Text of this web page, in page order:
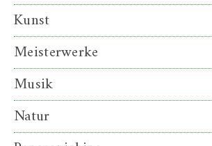
Kunst
Meisterwerke
Musik
Natur